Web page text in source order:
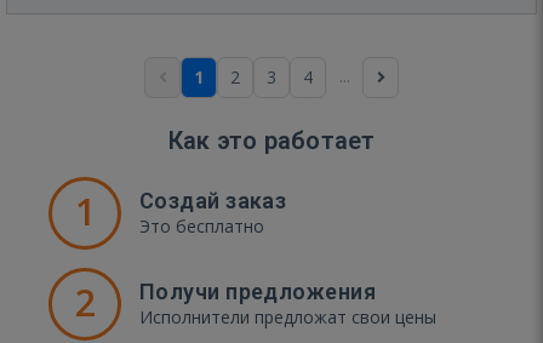
1 2 3 4 ...
Как это работает
1 Создай заказ
Это бесплатно
2 Получи предложения
Исполнители предложат свои цены